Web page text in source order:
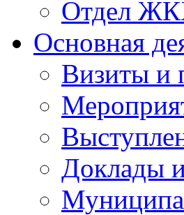
Отдел
Основная
Визиты и
Доклады